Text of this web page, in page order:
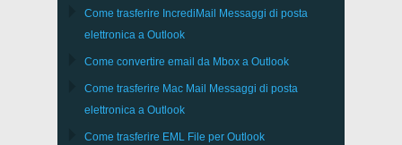
Come trasferire IncrediMail
Messaggi di posta
elettronica a Outlook
Come convertire email da Mbox a Outlook
Come trasferire Mac Mail
Messaggi di posta
elettronica a Outlook
Come trasferire EML File per Outlook